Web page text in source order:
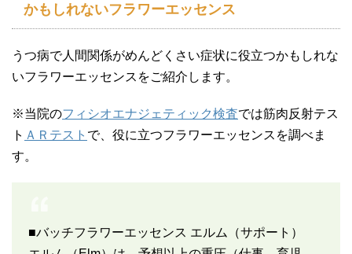
かもしれないフラワーエッセンス
うつ病で人間関係がめんどくさい症状に役立つかもしれな
いフラワーエッセンスをご紹介します。
※当院のフィシオエナジェティック検査では筋肉反射テス
ト ＡＲテスト で、役に立つフラワーエッセンスを調べま
す。
■バッチフラワーエッセンス エルム（サポート）